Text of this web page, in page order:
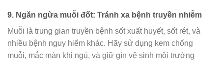
9. Ngăn ngừa muỗi đốt: Tránh xa bệnh truyền nhiễm
Muỗi là trung gian truyền bệnh sốt xuất huyết, sốt rét, và
nhiều bệnh nguy hiểm khác. Hãy sử dụng kem chống
muỗi, mắc màn khi ngủ, và giữ gìn vệ sinh môi trường